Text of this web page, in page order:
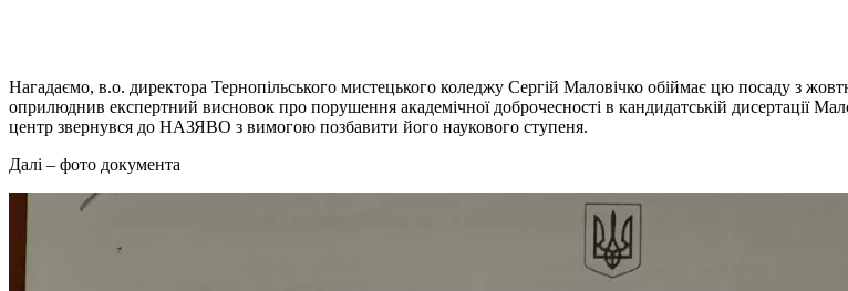
Нагадаємо, в.о. директора Тернопільського мистецького коледжу Сергій Маловічко обіймає цю посаду з
оприлюднив експертний висновок про порушення академічної доброчесності в кандидатській дисертації
центр звернувся до НАЗЯВО з вимогою позбавити його наукового ступеня.
Далі – фото документа